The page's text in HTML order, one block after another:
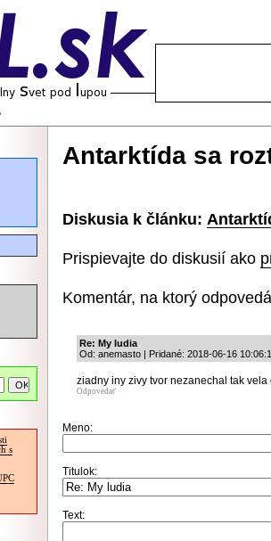
s
Antarktída sa
Diskusia k článku:
Prispievajte do diskusií ako
Komentár, na ktorý
Re: My ludia
Od: anemasto | Pridané: 2018-06-16
ziadny iny zivy tvor nezanechal tak
Odpovedať
Meno:
Titulok:
Text: